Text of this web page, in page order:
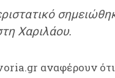
Χαριλάου.
αναφέρουν